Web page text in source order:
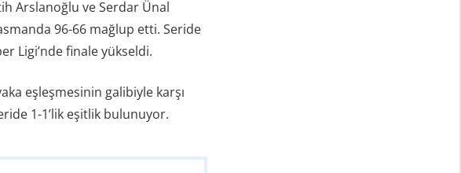
Arslanoğlu ve Serdar Ünal
96-66 mağlup etti. Seride
Ligi’nde finale yükseldi.
eşleşmesinin galibiyle karşı
1-1’lik eşitlik bulunuyor.